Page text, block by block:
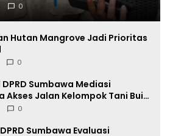
0
Hutan Mangrove Jadi Prioritas
0
DPRD Sumbawa Mediasi
Akses Jalan Kelompok Tani Buin
0
Sumbawa Evaluasi